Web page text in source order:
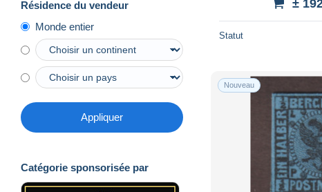
Résidence du vendeur
Monde entier
Appliquer
Catégorie sponsorisée par
±
Statut
Nouveau